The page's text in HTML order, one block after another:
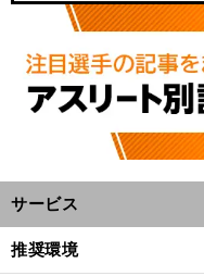
サービス
推奨環境